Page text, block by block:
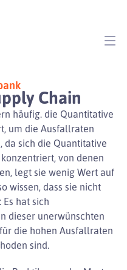
Chain
häufig. die Quantitative
um die Ausfallraten
da sich die Quantitative
von denen
legt sie wenig Wert auf
wissen, dass sie nicht
hat sich
dieser unerwünschten
die hohen Ausfallraten
sind.